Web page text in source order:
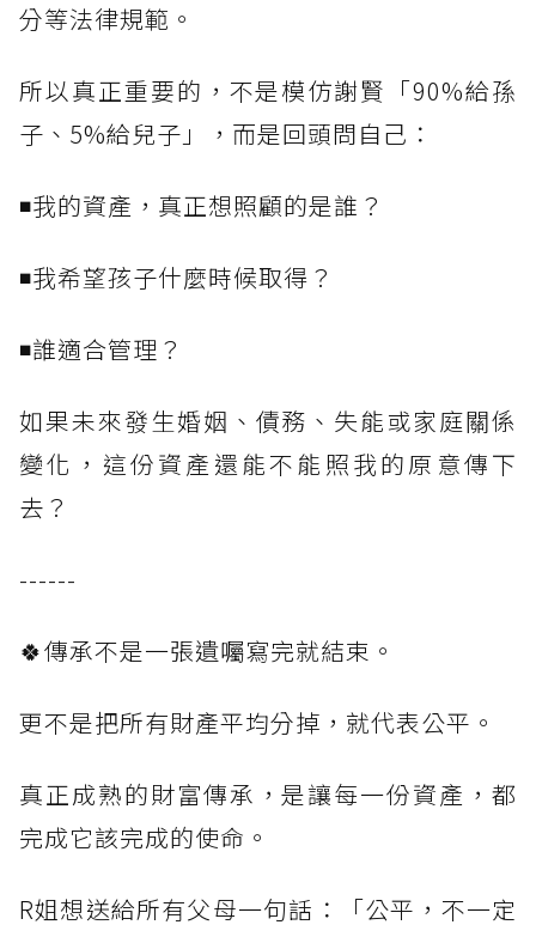
分等法律規範。
所以真正重要的，不是模仿謝賢「90%給孫
子、5%給兒子」，而是回頭問自己：
◾我的資產，真正想照顧的是誰？
◾我希望孩子什麼時候取得？
◾誰適合管理？
如果未來發生婚姻、債務、失能或家庭關係
變化，這份資產還能不能照我的原意傳下
去？
------
🍀傳承不是一張遺囑寫完就結束。
更不是把所有財產平均分掉，就代表公平。
真正成熟的財富傳承，是讓每一份資產，都
完成它該完成的使命。
R姐想送給所有父母一句話：「公平，不一定